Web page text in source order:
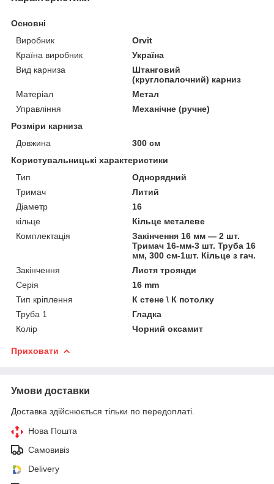
Основні
Виробник
Orvit
Країна виробник
Україна
Вид карниза
Штанговий
(круглопалочний) карниз
Матеріал
Метал
Управління
Механічне (ручне)
Розміри карниза
Довжина
300 см
Користувальницькі характеристики
Тип
Однорядний
Тримач
Литий
Діаметр
16
кільце
Кільце металеве
Комплектація
Закінчення 16 мм — 2 шт.
Тримач 16-мм-3 шт. Труба 16
мм, 300 см-1шт. Кільце з гач.
Закінчення
Листя троянди
Серія
16 mm
Тип кріплення
К стене \ К потолку
Труба 1
Гладка
Колір
Чорний оксамит
Приховати
Умови доставки
Доставка здійснюється тільки по передоплаті.
Нова Пошта
Самовивіз
Delivery